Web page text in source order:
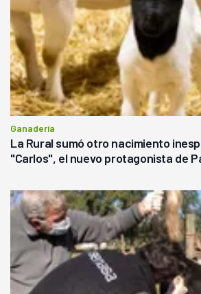
Ganadería
La Rural sumó otro nacimiento
"Carlos", el nuevo protagonista de